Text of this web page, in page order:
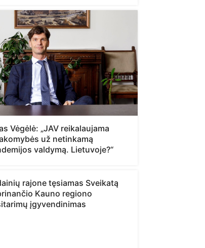
Vėgėlė: „JAV reikalaujama
už netinkamą
valdymą. Lietuvoje?“
rajone tęsiamas Sveikatą
Kauno regiono
įgyvendinimas